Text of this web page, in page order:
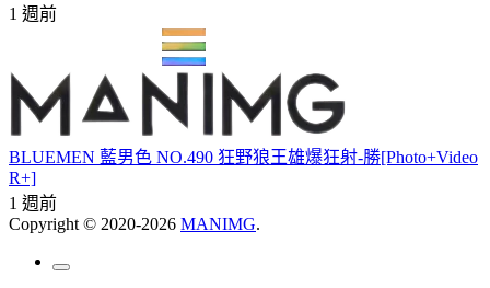
1 週前
BLUEMEN 藍男色 NO.490 狂野狼王雄爆狂射-勝[Photo+Video
R+]
1 週前
Copyright © 2020-2026 MANIMG.